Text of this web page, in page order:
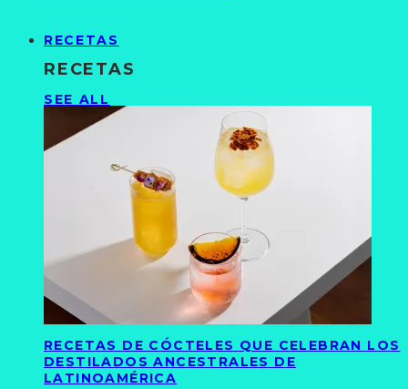
RECETAS
RECETAS
SEE ALL
RECETAS DE CÓCTELES QUE CELEBRAN LOS
DESTILADOS ANCESTRALES DE
LATINOAMÉRICA